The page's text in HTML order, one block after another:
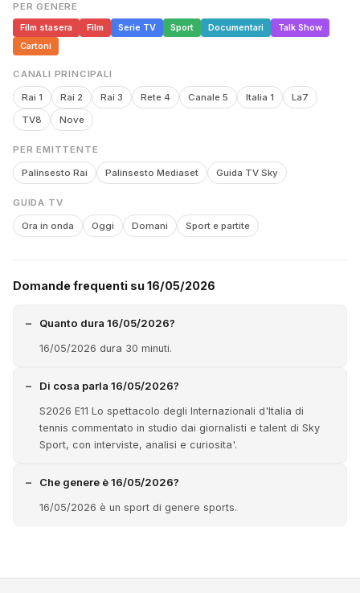
PER GENERE
Film stasera
Film Serie TV Sport Documentari
Talk Show
Cartoni
CANALI PRINCIPALI
Rai 1 Rai 2 Rai 3 Rete 4 Canale 5 Italia 1
La7
TV8
Nove
PER EMITTENTE
Palinsesto Rai Palinsesto Mediaset Guida TV Sky
GUIDA TV
Ora in onda Oggi Domani Sport e partite
Domande frequenti su 16/05/2026
Quanto dura 16/05/2026?
16/05/2026 dura 30 minuti.
Di cosa parla 16/05/2026?
S2026 E11 Lo spettacolo degli Internazionali d'Italia di
tennis commentato in studio dai giornalisti e talent di Sky
Sport, con interviste, analisi e curiosita'.
Che genere è 16/05/2026?
16/05/2026 è un sport di genere sports.